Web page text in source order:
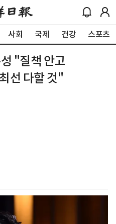
사회 국제 건강 스포츠
"질책 안고
선 다할 것"